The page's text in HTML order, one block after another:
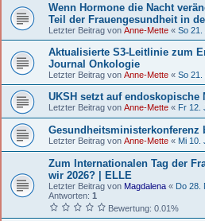
Wenn Hormone die Nacht
Teil der Frauengesundheit in
Letzter Beitrag von Anne-Mette « So 21.
Aktualisierte S3-Leitlinie zum
Journal Onkologie
Letzter Beitrag von Anne-Mette « So 21.
UKSH setzt auf endoskopische
Letzter Beitrag von Anne-Mette « Fr 12.
Gesundheitsministerkonferenz
Letzter Beitrag von Anne-Mette « Mi 10.
Zum Internationalen Tag der
wir 2026? | ELLE
Letzter Beitrag von Magdalena « Do 28.
Antworten: 1
Bewertung: 0.01%